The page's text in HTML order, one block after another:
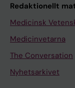
Redaktionellt
Medicinsk
Medicinvetarna
The Conversation
Nyhetsarkivet